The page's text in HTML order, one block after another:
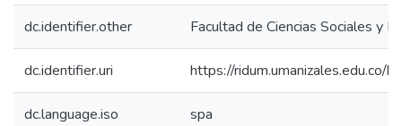
dc.identifier.other Facultad de Ciencias Sociales y
dc.identifier.uri https://
dc.language.iso spa